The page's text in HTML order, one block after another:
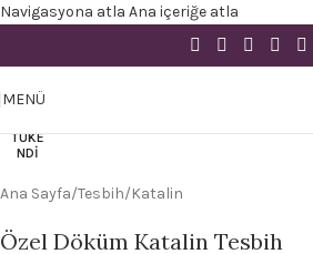
Navigasyona atla Ana içeriğe atla
MENÜ
TÜKE
NDI
Ana Sayfa/Tesbih/Katalin
Özel Döküm Katalin Tesbih